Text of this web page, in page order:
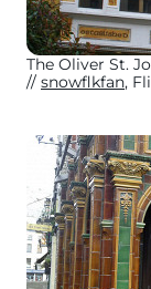
The Oliver St.
snowflkfan,